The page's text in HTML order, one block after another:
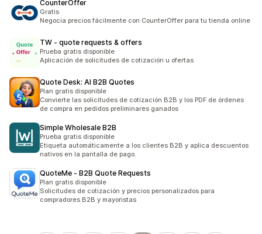
CounterOffer
Gratis
Negocia precios fácilmente con CounterOffer para tu tienda online
TW ‑ quote requests & offers
Prueba gratis disponible
Aplicación de solicitudes de cotización u ofertas
Quote Desk: AI B2B Quotes
Plan gratis disponible
Convierte las solicitudes de cotización B2B y los PDF de órdenes
de compra en pedidos preliminares ganados
Simple Wholesale B2B
Prueba gratis disponible
Etiqueta automáticamente a los clientes B2B y aplica descuentos
nativos en la pantalla de pago.
QuoteMe ‑ B2B Quote Requests
Plan gratis disponible
Solicitudes de cotización y precios personalizados para
compradores B2B y mayoristas